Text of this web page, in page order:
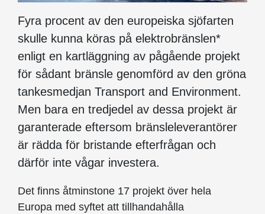
Fyra procent av den europeiska sjöfarten
skulle kunna köras på elektrobränslen*
enligt en kartläggning av pågående projekt
för sådant bränsle genomförd av den gröna
tankesmedjan Transport and Environment.
Men bara en tredjedel av dessa projekt är
garanterade eftersom bränsleleverantörer
är rädda för bristande efterfrågan och
därför inte vågar investera.
Det finns åtminstone 17 projekt över hela
Europa med syftet att tillhandahålla